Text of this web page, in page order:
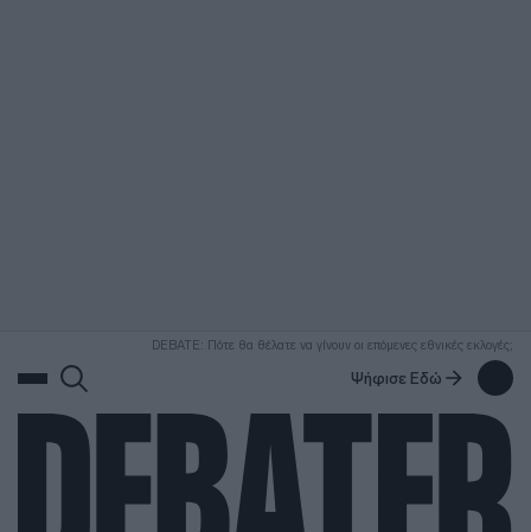
DEBATE: Πότε θα θέλατε να γίνουν οι επόμενες εθνικές εκλογές;
Ψήφισε Εδώ